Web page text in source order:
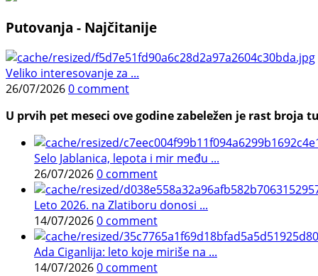
Putovanja - Najčitanije
Veliko interesovanje za ...
26/07/20260 comment
U prvih pet meseci ove godine zabeležen je rast
Selo Jablanica, lepota i mir među ...
26/07/20260 comment
Leto 2026. na Zlatiboru donosi ...
14/07/20260 comment
Ada Ciganlija: leto koje miriše na ...
14/07/20260 comment